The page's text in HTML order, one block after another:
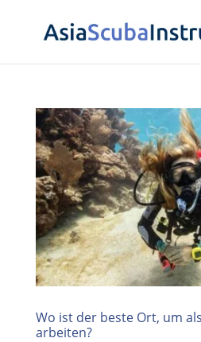
Wo ist der beste Ort, um
arbeiten?